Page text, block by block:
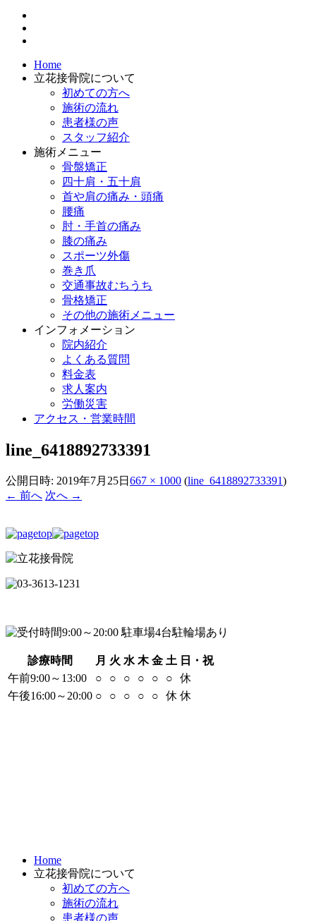
Home
立花接骨院について
初めての方へ
施術の流れ
患者様の声
スタッフ紹介
施術メニュー
骨盤矯正
四十肩・五十肩
首や肩の痛み・頭痛
腰痛
肘・手首の痛み
膝の痛み
スポーツ外傷
巻き爪
交通事故むちうち
骨格矯正
その他の施術メニュー
インフォメーション
院内紹介
よくある質問
料金表
求人案内
労働災害
アクセス・営業時間
line_6418892733391
公開日時: 2019年7月25日 667 × 1000 (line_6418892733391)
← 前へ 次へ →
診療時間 月 火 水 木 金 土 日・祝
午前9:00～13:00
○ ○ ○ ○ ○ ○
休
午後16:00～20:00 ○ ○ ○ ○ ○ 休 休
Home
立花接骨院について
初めての方へ
施術の流れ
患者様の声